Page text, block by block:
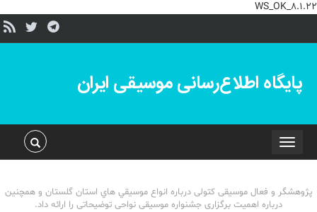
WS_OK_8.1.22
پایگاه اطلاع‌رسانی موسیقی ایران
Toggle
navigation
پژوهشگر و فعال موسیقی کتولی درباره انواع موسيقي هاي استان گلستان و همچنین
درباره اهمیت برگزاری جشنواره موسیقی نواحی توضیحاتی را ارائه داد.